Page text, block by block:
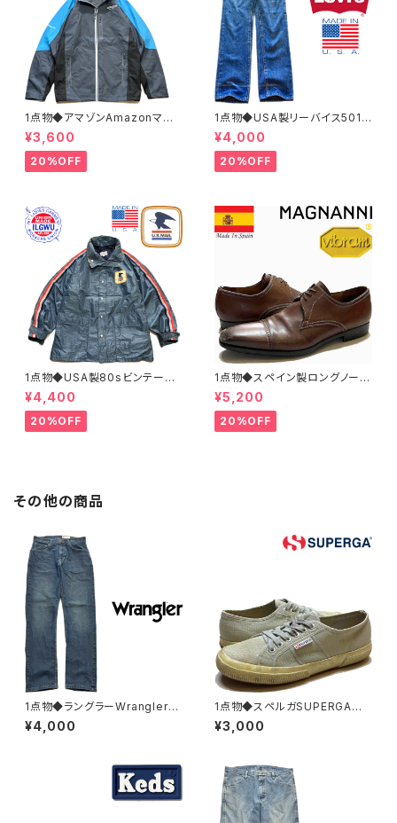
1点物◆アマゾンAmazonマウ
ンテンパーカー中古ナイロンジ
ャケット古着メンズXLレディース
OKアメカジ90sストリートUS
灰色アウター水色362468
¥3,600
20%OFF
1点物◆USA製リーバイス501ビ
ンテージ黒カン80sジーンズ古
着メンズレディースOKアメカジ/
ストリート/ブランドアメリカ製デ
ニムパンツ372581
¥4,000
20%OFF
1点物◆USA製80sビンテージ
US MAIL紺ナイロンジャケット
古着LメンズXLレディースOKア
メカジ90sストリートマウンテン
パーカーアウター362465
¥4,400
20%OFF
1点物◆スペイン製ロングノーズ
茶革靴レザーシューズ古着メン
ズ31レディースOKアメカジ90s
ストリート中古ブランド13ビッグ
サイズ373489
¥5,200
20%OFF
その他の商品
1点物◆ラングラーWranglerデ
ニムパンツ/ストレッチジーンズ
古着32メンズMレディースOKア
¥4,000
1点物◆スペルガSUPERGAキャ
ンバススニーカー古着メンズ26
レディースOKアメカジ90sスト
¥3,000